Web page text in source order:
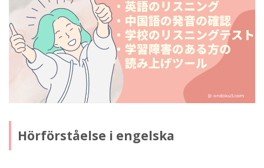
Hörförståelse i engelska